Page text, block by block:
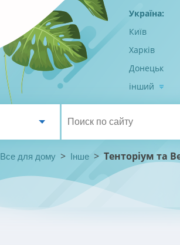
Україна:
Київ
Харків
Донецьк
інший
Все для дому > Інше > Тенторіум та